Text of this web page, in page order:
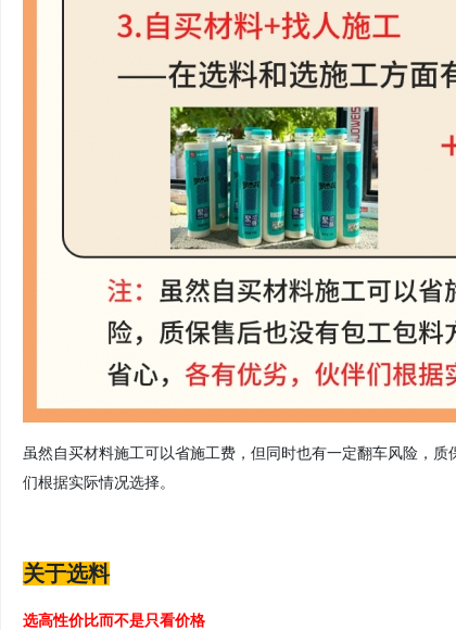
虽然自买材料施工可以省施工费，但同时也有一定翻车风险，
们根据实际情况选择。
关于选料
选高性价比而不是只看价格